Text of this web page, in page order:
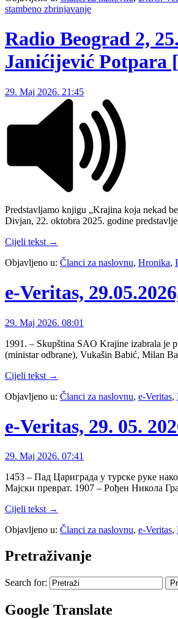
stambeno zbrinjavanje
Radio Beograd 2,
Janićijević Potpara
29. Maj 2026. 21:45
Predstavljamo knjigu „Krajina koja nekad
Divjan, 22. oktobra 2025. godine
Cijeli tekst →
Objavljeno u: Članci za naslovnu, Hronika,
e-Veritas,
29. Maj 2026. 08:01
1991. – Skupština SAO Krajine izabrala je
(ministar odbrane), Vukašin Babić, Milan
Cijeli tekst →
Objavljeno u: Članci za naslovnu, e-Veritas,
e-Veritas, 29. 05.
29. Maj 2026. 07:41
1453 – Пад Цариграда у турске руке
Мајски преврат. 1907 – Рођен Никола
Cijeli tekst →
Objavljeno u: Članci za naslovnu, e-Veritas,
Pretraživanje
Search for:
Google Translate